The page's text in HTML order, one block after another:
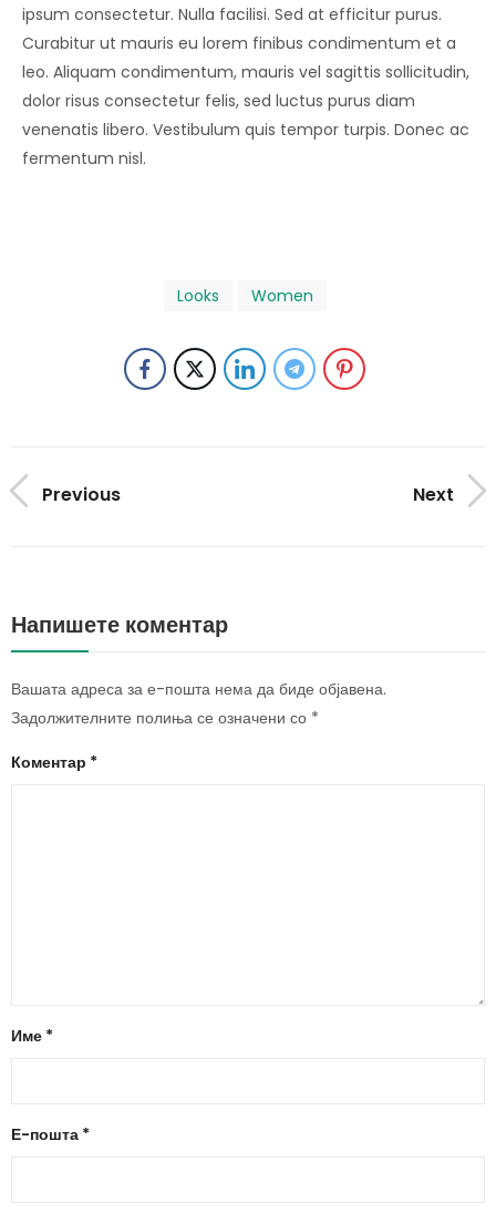
ipsum consectetur. Nulla facilisi. Sed at efficitur purus.
Curabitur ut mauris eu lorem finibus condimentum et a
leo. Aliquam condimentum, mauris vel sagittis sollicitudin,
dolor risus consectetur felis, sed luctus purus diam
venenatis libero. Vestibulum quis tempor turpis. Donec ac
fermentum nisl.
Looks Women
Previous Next
Напишете коментар
Вашата адреса за е-пошта нема да биде објавена.
Задолжителните полиња се означени со *
Коментар *
Име *
Е-пошта *